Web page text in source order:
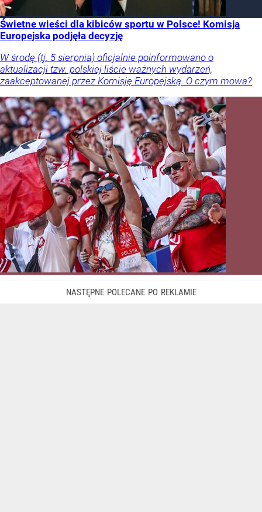
Świetne wieści dla kibiców sportu w Polsce! Komisja
Europejska podjęła decyzję
W środę (tj. 5 sierpnia) oficjalnie poinformowano o
aktualizacji tzw. polskiej liście ważnych wydarzeń,
zaakceptowanej przez Komisję Europejską. O czym mowa?